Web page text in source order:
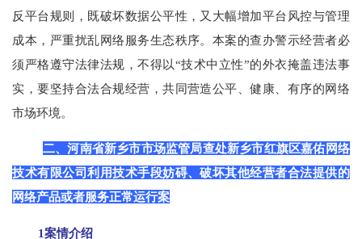
反平台规则，既破坏数据公平性，又大幅增加平台风控与管理
成本，严重扰乱网络服务生态秩序。本案的查办警示经营者必
须严格遵守法律法规，不得以“技术中立性”的外衣掩盖违法事
实，要坚持合法合规经营，共同营造公平、健康、有序的网络
市场环境。
二、河南省新乡市市场监管局查处新乡市红旗区嘉佑网络
技术有限公司利用技术手段妨碍、破坏其他经营者合法提供的
网络产品或者服务正常运行案
1案情介绍